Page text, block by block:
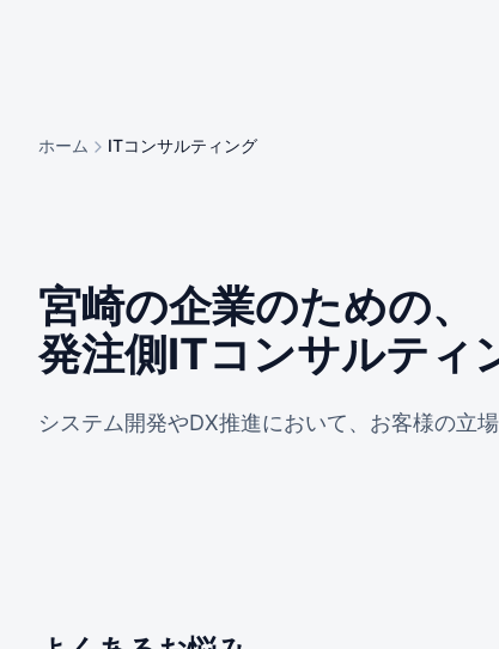
ホーム ITコンサルティング
宮崎の企業のための、
発注側ITコンサルティ
システム開発やDX推進において、お客様の立